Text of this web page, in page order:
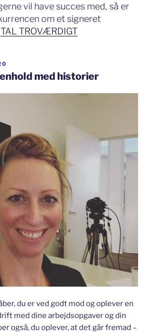
vil have succes med, så er
om et signeret
TAL TROVÆRDIGT
med historier
du er ved godt mod og oplever en
med dine arbejdsopgaver og din
også, du oplever, at det går fremad –